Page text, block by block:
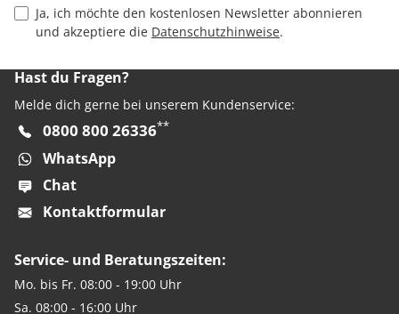
Privacy Policy Checkbox
Ja, ich möchte den kostenlosen Newsletter abonnieren
und akzeptiere die Datenschutzhinweise.
Hast du Fragen?
Melde dich gerne bei unserem Kundenservice:
0800 800 26336**
WhatsApp
Chat
Kontaktformular
Service- und Beratungszeiten:
Mo. bis Fr. 08:00 - 19:00 Uhr
Sa. 08:00 - 16:00 Uhr